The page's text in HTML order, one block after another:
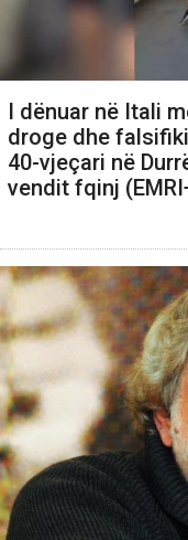
I dënuar në Itali
droge dhe
40-vjeçari në
vendit fqinj